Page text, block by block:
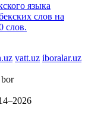
языка
слов на
слов.
vatt.uz iboralar.uz
bor